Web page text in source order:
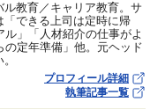
教育／キャリア教育。サ
できる上司は定時に帰
」「人材紹介の仕事がよ
の定年準備」他。元ヘッド
プロフィール詳細
執筆記事一覧